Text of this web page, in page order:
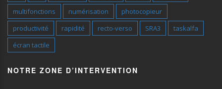
multifonctions
numérisation
photocopieur
productivité
rapidité recto-verso SRA3
taskalfa
écran tactile
NOTRE ZONE D’INTERVENTION